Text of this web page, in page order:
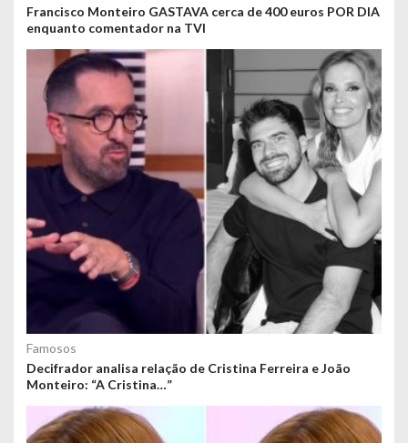
Francisco Monteiro GASTAVA cerca de 400 euros POR DIA
enquanto comentador na TVI
Famosos
Decifrador analisa relação de Cristina Ferreira e João
Monteiro: “A Cristina…”